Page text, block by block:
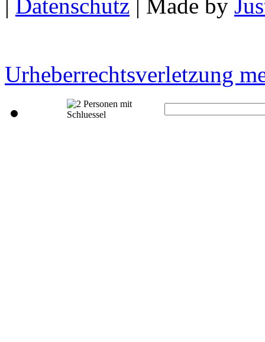
| Datenschutz | Made by
Urheberrechtsverletzung